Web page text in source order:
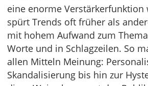
eine enorme Verstärkerfunktion
spürt Trends oft früher als
mit hohem Aufwand zum
Worte und in Schlagzeilen. So
allen Mitteln Meinung:
Skandalisierung bis hin zur